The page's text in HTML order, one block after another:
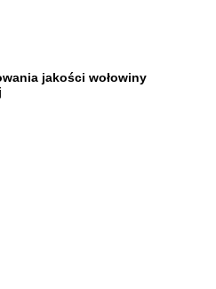
jakości wołowiny